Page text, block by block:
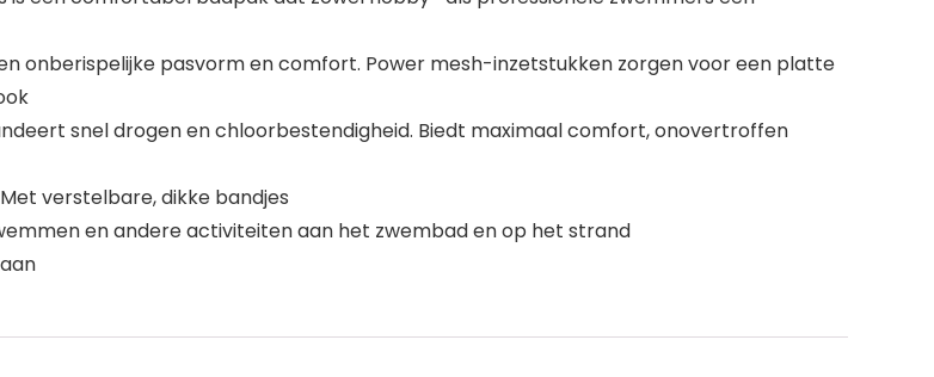
onberispelijke pasvorm en comfort. Power mesh-inzetstukken zorgen voor een platte
snel drogen en chloorbestendigheid. Biedt maximaal comfort, onovertroffen
verstelbare, dikke bandjes
en andere activiteiten aan het zwembad en op het strand